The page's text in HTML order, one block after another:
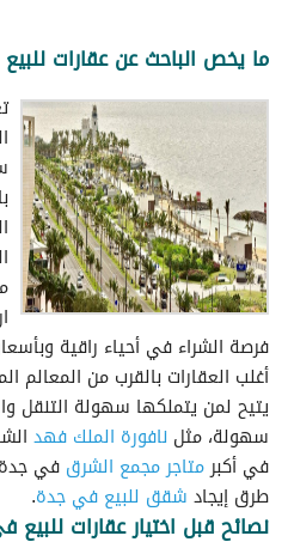
ما يخص الباحث عن عقارات
فرصة الشراء في أحياء راقية
أغلب العقارات بالقرب من المعالم
يتيح لمن يتملكها سهولة التنقل
سهولة، مثل نافورة الملك فهد
في أكبرمتاجر مجمع الشرق في
طرق إيجاد شقق للبيع في جدة.
نصائح قبل اختيار عقارات